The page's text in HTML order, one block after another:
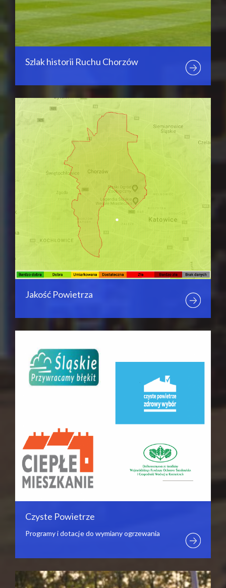
Szlak historii Ruchu Chorzów
Jakość Powietrza
Czyste Powietrze
Programy i dotacje do wymiany ogrzewania